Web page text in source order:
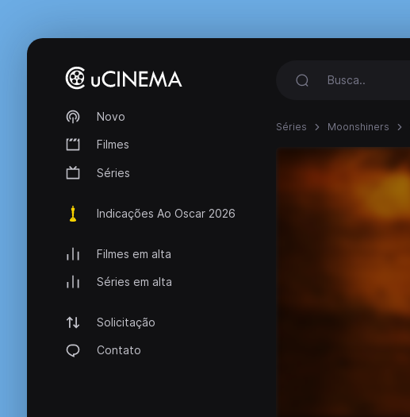
Novo
Filmes
Séries
Indicações Ao Oscar 2026
Filmes em alta
Séries em alta
Solicitação
Contato
Séries Moonshiners